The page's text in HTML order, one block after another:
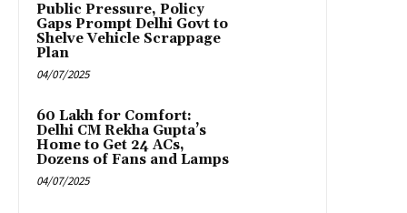
Public Pressure, Policy
Gaps Prompt Delhi Govt to
Shelve Vehicle Scrappage
Plan
04/07/2025
₹60 Lakh for Comfort:
Delhi CM Rekha Gupta’s
Home to Get 24 ACs,
Dozens of Fans and Lamps
04/07/2025